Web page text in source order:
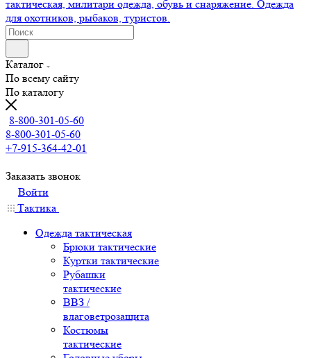
Каталог
По всему сайту
По каталогу
8-800-301-05-60
8-800-301-05-60
+7-915-364-42-01
Заказать звонок
Войти
Тактика
Одежда тактическая
Брюки тактические
Куртки тактические
Рубашки
тактические
ВВЗ /
влаговетрозащита
Костюмы
тактические